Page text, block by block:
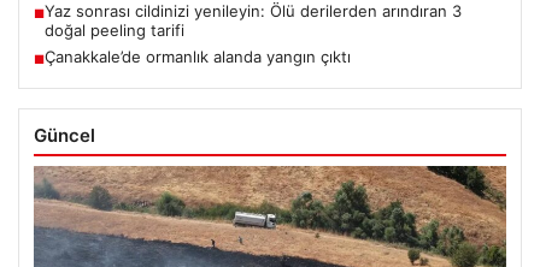
■Yaz sonrası cildinizi yenileyin: Ölü derilerden arındıran 3
doğal peeling tarifi
■Çanakkale’de ormanlık alanda yangın çıktı
Güncel